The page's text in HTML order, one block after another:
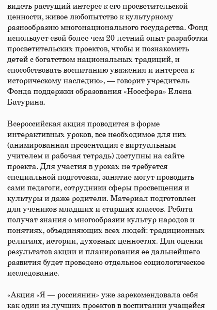
видеть растущий интерес к его просветительской
ценности, живое любопытство к культурному
разнообразию многонационального государства. Фонд
использует свой более чем 20-летний опыт разработки
просветительских проектов, чтобы и познакомить
детей с богатством национальных традиций, и
способствовать воспитанию уважения и интереса к
историческому наследию», — говорит учредитель
Фонда поддержки образования «Ноосфера» Елена
Батурина.
Всероссийская акция проводится в форме
интерактивных уроков, все необходимое для них
(анимированная презентация с виртуальным
учителем и рабочая тетрадь) доступны на сайте
проекта. Для участия в уроках не требуется
специальной подготовки, занятие могут проводить
сами педагоги, сотрудники сферы просвещения и
культуры и даже родители. Материал подготовлен
для учеников младших и старших классов. Ребята
получат знания о многообразии культур народов и
понятиях, объединяющих всех людей: традиционных
религиях, истории, духовных ценностях. Для оценки
результатов акции и планирования ее дальнейшего
развития будет проведено отдельное социологическое
исследование.
«Акция «Я — россиянин» уже зарекомендовала себя
как один из лучших проектов в воспитании учащейся